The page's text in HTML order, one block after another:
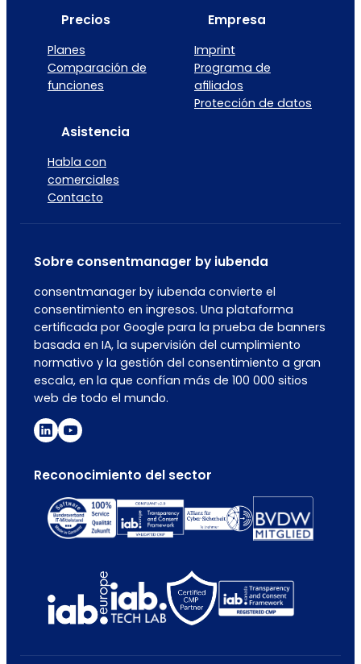
Precios
Planes
Comparación de
funciones
Empresa
Imprint
Programa de
afiliados
Protección de datos
Asistencia
Habla con
comerciales
Contacto
Sobre consentmanager by iubenda
consentmanager by iubenda convierte el
consentimiento en ingresos. Una plataforma
certificada por Google para la prueba de banners
basada en IA, la supervisión del cumplimiento
normativo y la gestión del consentimiento a gran
escala, en la que confían más de 100 000 sitios
web de todo el mundo.
Reconocimiento del sector